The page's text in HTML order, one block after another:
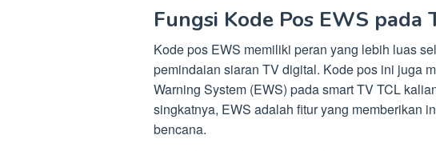
Fungsi Kode Pos EWS pada
Kode pos EWS memiliki peran yang lebih luas
pemindaian siaran TV digital. Kode pos ini juga
Warning System (EWS) pada smart TV TCL
singkatnya, EWS adalah fitur yang memberikan
bencana.